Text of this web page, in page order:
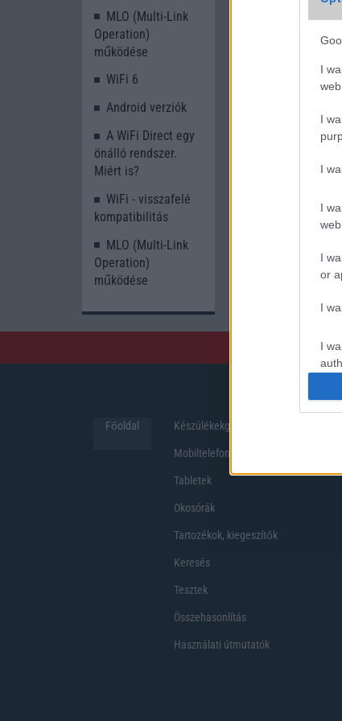
I
I
I
I
I
or
I
I
MLO (Multi-Link
Operation)
működése
WiFi 6
Android verziók
A WiFi Direct egy
önálló rendszer.
Miért is?
WiFi - visszafelé
kompatibilitás
MLO (Multi-Link
Operation)
működése
Főoldal Készülékekguru
Mobiltelefonok
Tabletek
Okosórák
Tartozékok, kiegeszítők
Keresés
Tesztek
Összehasonlítás
Használati útmutatók